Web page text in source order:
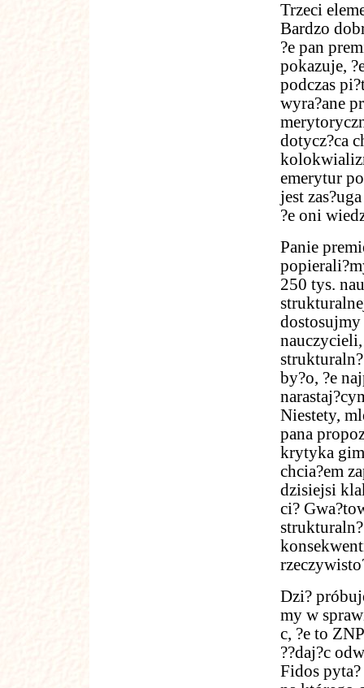
Trzeci
Bardzo
?e pan
pokazuje,
podczas
wyra?ane
dotycz?ca
emerytur
jest
?e oni
Panie
250 tys.
dostosujmy
by?o, ?e
Niestety,
pana
krytyka
chcia?em
dzisiejsi
ci?
Dzi?
my w
c, ?e to
??daj?c
Fidos